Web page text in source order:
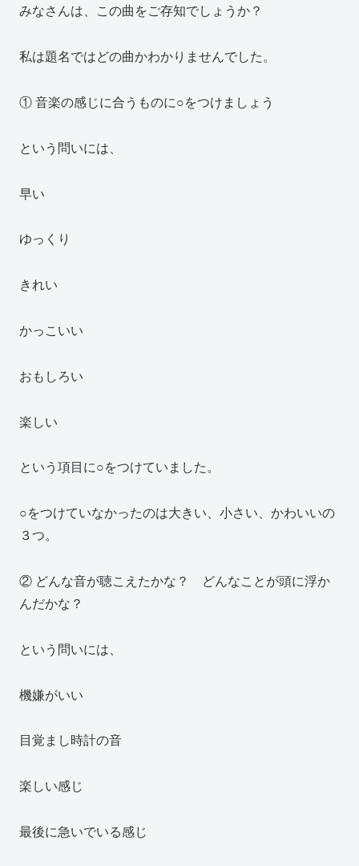
みなさんは、この曲をご存知でしょうか？
私は題名ではどの曲かわかりませんでした。
① 音楽の感じに合うものに○をつけましょう
という問いには、
早い
ゆっくり
きれい
かっこいい
おもしろい
楽しい
という項目に○をつけていました。
○をつけていなかったのは大きい、小さい、かわいいの
３つ。
② どんな音が聴こえたかな？ どんなことが頭に浮か
んだかな？
という問いには、
機嫌がいい
目覚まし時計の音
楽しい感じ
最後に急いでいる感じ